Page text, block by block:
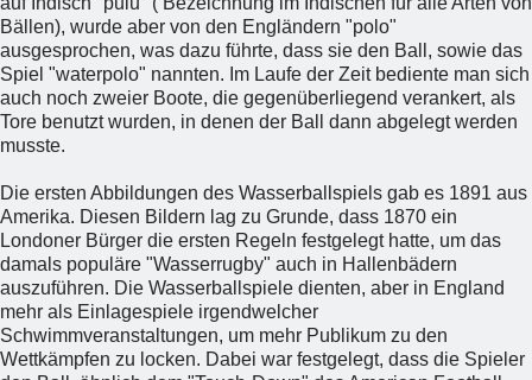
Bällen), wurde aber von den Engländern "polo"
ausgesprochen, was dazu führte, dass sie den Ball, sowie das
Spiel "waterpolo" nannten. Im Laufe der Zeit bediente man sich
auch noch zweier Boote, die gegenüberliegend verankert, als
Tore benutzt wurden, in denen der Ball dann abgelegt werden
musste.
Die ersten Abbildungen des Wasserballspiels gab es 1891 aus
Amerika. Diesen Bildern lag zu Grunde, dass 1870 ein
Londoner Bürger die ersten Regeln festgelegt hatte, um das
damals populäre "Wasserrugby" auch in Hallenbädern
auszuführen. Die Wasserballspiele dienten, aber in England
mehr als Einlagespiele irgendwelcher
Schwimmveranstaltungen, um mehr Publikum zu den
Wettkämpfen zu locken. Dabei war festgelegt, dass die Spieler